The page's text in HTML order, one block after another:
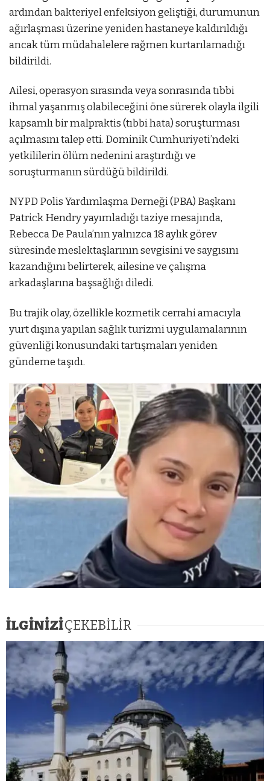
ardından bakteriyel enfeksiyon geliştiği, durumunun
ağırlaşması üzerine yeniden hastaneye kaldırıldığı
ancak tüm müdahalelere rağmen kurtarılamadığı
bildirildi.
Ailesi, operasyon sırasında veya sonrasında tıbbi
ihmal yaşanmış olabileceğini öne sürerek olayla ilgili
kapsamlı bir malpraktis (tıbbi hata) soruşturması
açılmasını talep etti. Dominik Cumhuriyeti’ndeki
yetkililerin ölüm nedenini araştırdığı ve
soruşturmanın sürdüğü bildirildi.
NYPD Polis Yardımlaşma Derneği (PBA) Başkanı
Patrick Hendry yayımladığı taziye mesajında,
Rebecca De Paula’nın yalnızca 18 aylık görev
süresinde meslektaşlarının sevgisini ve saygısını
kazandığını belirterek, ailesine ve çalışma
arkadaşlarına başsağlığı diledi.
Bu trajik olay, özellikle kozmetik cerrahi amacıyla
yurt dışına yapılan sağlık turizmi uygulamalarının
güvenliği konusundaki tartışmaları yeniden
gündeme taşıdı.
İLGİNİZİÇEKEBİLİR